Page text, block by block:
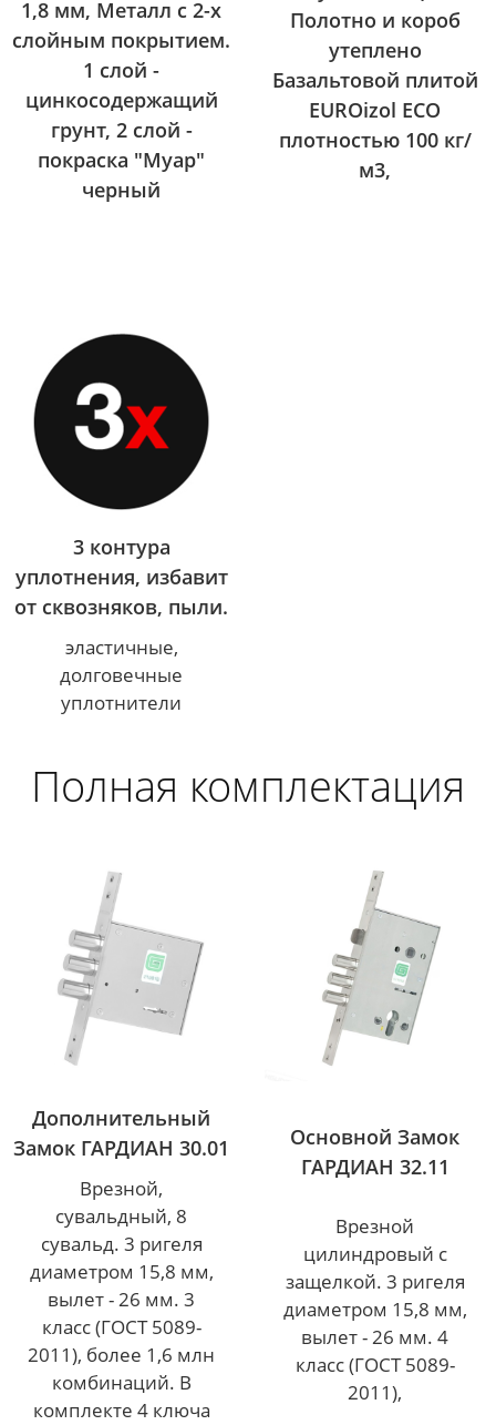
1,8 мм, Металл с 2-х
слойным покрытием.
1 слой -
цинкосодержащий
грунт, 2 слой -
покраска "Муар"
черный
Полотно и короб
утеплено
Базальтовой плитой
EUROizol ECO
плотностью 100 кг/
м3,
3 контура
уплотнения, избавит
от сквозняков, пыли.
эластичные,
долговечные
уплотнители
Полная комплектация
Дополнительный
Замок ГАРДИАН 30.01
Врезной,
сувальдный, 8
сувальд. 3 ригеля
диаметром 15,8 мм,
вылет - 26 мм. 3
класс (ГОСТ 5089-
2011), более 1,6 млн
комбинаций. В
комплекте 4 ключа
Основной Замок
ГАРДИАН 32.11
Врезной
цилиндровый с
защелкой. 3 ригеля
диаметром 15,8 мм,
вылет - 26 мм. 4
класс (ГОСТ 5089-
2011),